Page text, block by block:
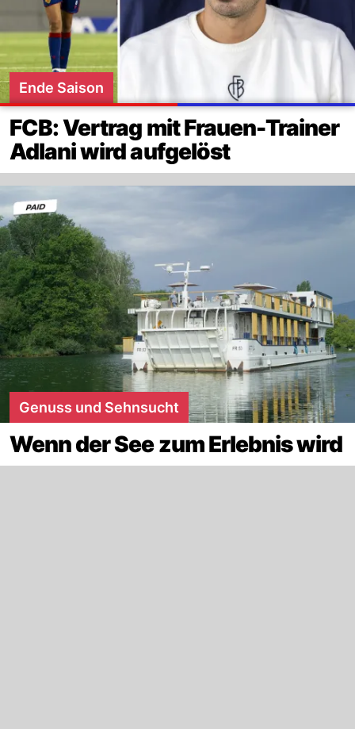
Ende Saison
FCB: Vertrag mit Frauen-Trainer
Adlani wird aufgelöst
Genuss und Sehnsucht
Wenn der See zum Erlebnis wird